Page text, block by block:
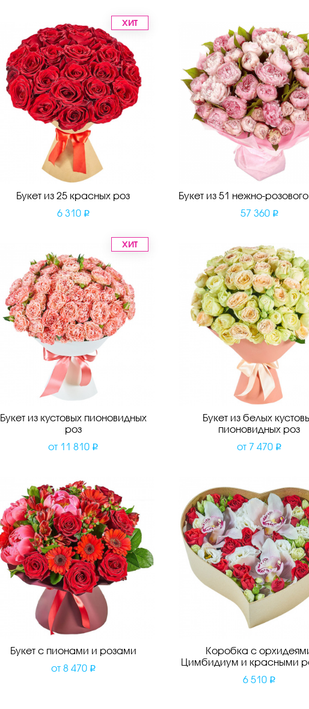
ХИТ
Букет из 25 красных роз
6 310
Букет из 51 нежно-
57 360
ХИТ
Букет из кустовых пионовидных
роз
от 11 810
Букет из белых
пионовидных роз
от 7 470
Букет с пионами и розами
от 8 470
Коробка с
Цимбидиум и красными
6 510